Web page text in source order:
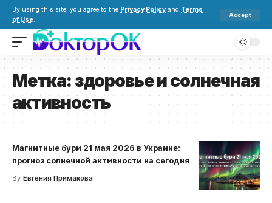
By using this site, you agree to the Privacy Policy and Terms
of Use.
Accept
Метка: здоровье и солнечная
активность
Магнитные бури 21 мая 2026 в Украине:
прогноз солнечной активности на сегодня
By Евгения Примакова